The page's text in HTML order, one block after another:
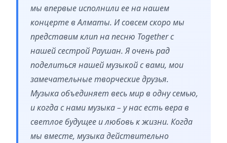
мы впервые исполнили ее на нашем
концерте в Алматы. И совсем скоро мы
представим клип на песню Together с
нашей сестрой Раушан. Я очень рад
поделиться нашей музыкой с вами, мои
замечательные творческие друзья.
Музыка объединяет весь мир в одну семью,
и когда с нами музыка – у нас есть вера в
светлое будущее и любовь к жизни. Когда
мы вместе, музыка действительно